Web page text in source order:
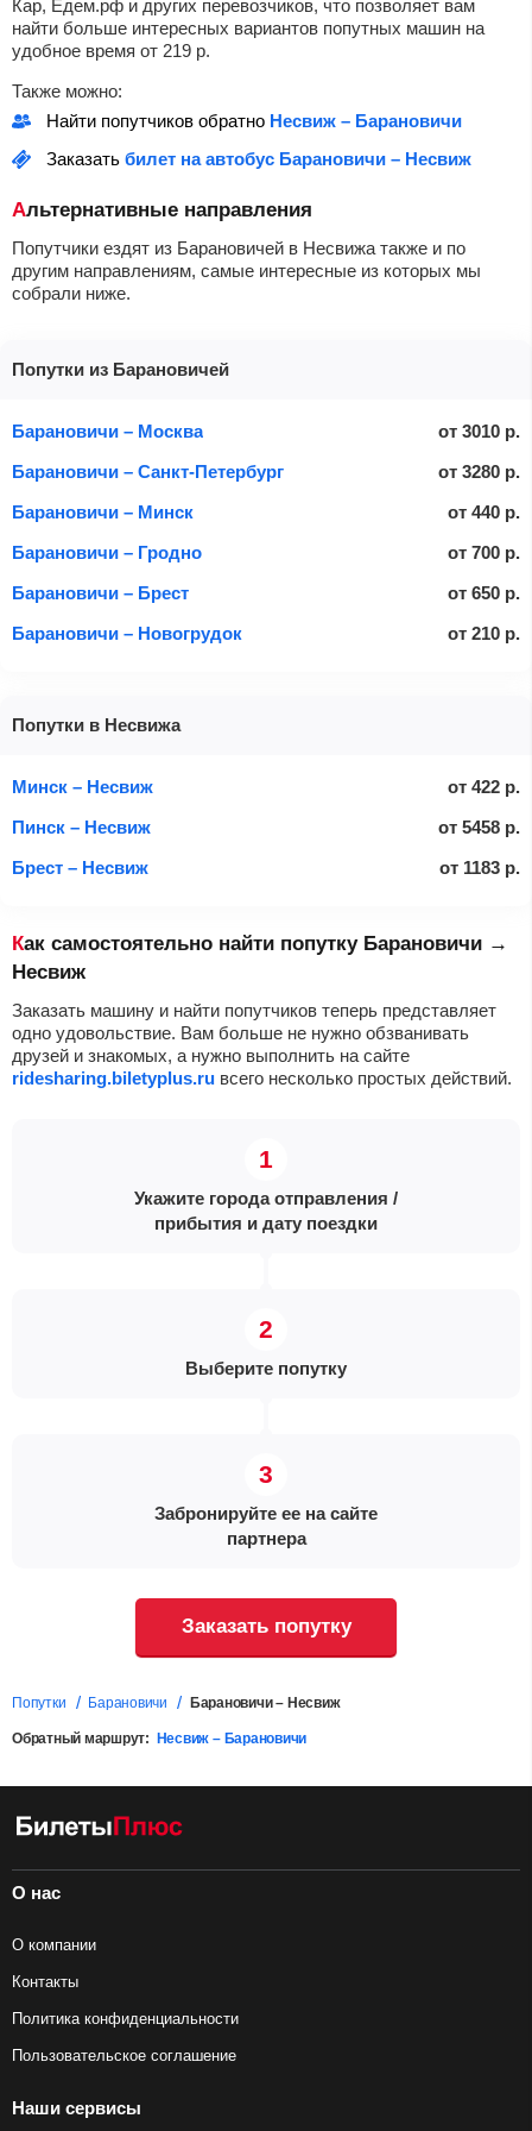
Кар, Едем.рф и других перевозчиков, что позволяет вам
найти больше интересных вариантов попутных машин на
удобное время от 219 р.
Также можно:
Найти попутчиков обратно Несвиж – Барановичи
Заказать билет на автобус Барановичи – Несвиж
Альтернативные направления
Попутчики ездят из Барановичей в Несвижа также и по
другим направлениям, самые интересные из которых мы
собрали ниже.
Попутки из Барановичей
Барановичи – Москва от 3010 р.
Барановичи – Санкт-Петербург
от 3280 р.
Барановичи – Минск
от 440 р.
Барановичи – Гродно
от 700 р.
Барановичи – Брест
от 650 р.
Барановичи – Новогрудок
от 210 р.
Попутки в Несвижа
Минск – Несвиж от 422 р.
Пинск – Несвиж
от 5458 р.
Брест – Несвиж
от 1183 р.
Как самостоятельно найти попутку Барановичи →
Несвиж
Заказать машину и найти попутчиков теперь представляет
одно удовольствие. Вам больше не нужно обзванивать
друзей и знакомых, а нужно выполнить на сайте
ridesharing.biletyplus.ru всего несколько простых действий.
Укажите города отправления /
прибытия и дату поездки
Выберите попутку
Забронируйте ее на сайте
партнера
Заказать попутку
Попутки Барановичи Барановичи – Несвиж
Обратный маршрут: Несвиж – Барановичи
О нас
О компании
Контакты
Политика конфиденциальности
Пользовательское соглашение
Наши сервисы